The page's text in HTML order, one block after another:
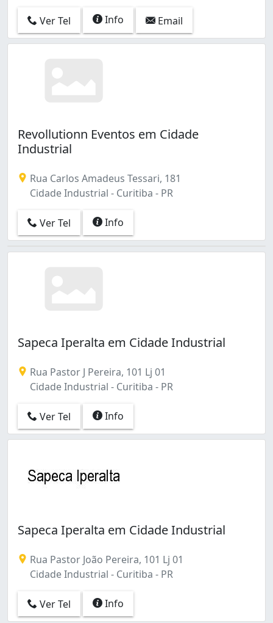
Ver Tel Info Email
Revollutionn Eventos em Cidade
Industrial
Rua Carlos Amadeus Tessari, 181
Cidade Industrial - Curitiba - PR
Ver Tel Info
Sapeca Iperalta em Cidade Industrial
Rua Pastor J Pereira, 101 Lj 01
Cidade Industrial - Curitiba - PR
Ver Tel Info
Sapeca Iperalta em Cidade Industrial
Rua Pastor João Pereira, 101 Lj 01
Cidade Industrial - Curitiba - PR
Ver Tel Info